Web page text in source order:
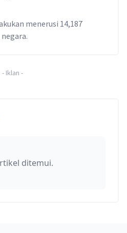
menerusi 14,187
- Iklan -
ditemui.